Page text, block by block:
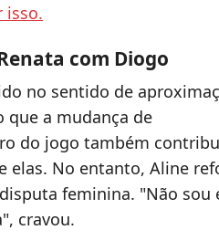
isso.
com Diogo
no sentido de
que a mudança de
do jogo também
No entanto, Aline
feminina. "Não sou
cravou.